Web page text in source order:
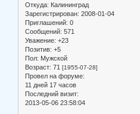
Откуда: Калининград
Зарегистрирован: 2008-01-04
Приглашений: 0
Сообщений: 571
Уважение: +23
Позитив: +5
Пол: Мужской
Возраст: 71 [1955-07-28]
Провел на форуме:
11 дней 17 часов
Последний визит:
2013-05-06 23:58:04